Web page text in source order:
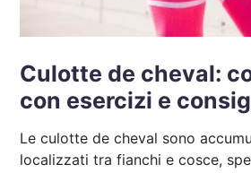
Culotte de cheval:
con esercizi e
Le culotte de cheval sono
localizzati tra fianchi e cosce,